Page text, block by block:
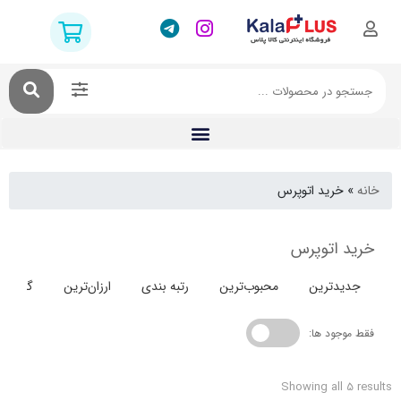
خرید اتوپرس
اتوپرس
محبوب‌ترین رتبه بندی ارزان‌ترین گران‌ترین
ها:
Showing all